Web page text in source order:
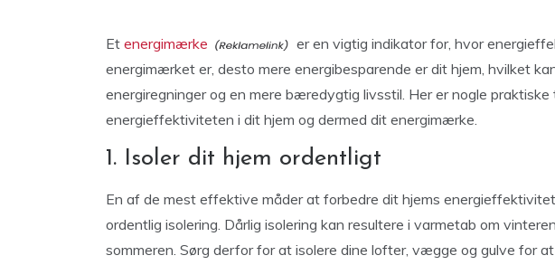
Et energimærke
er en vigtig indikator for, hvor
energimærket er, desto mere energibesparende er dit hjem, hvilket
energiregninger og en mere bæredygtig livsstil. Her er nogle
energieffektiviteten i dit hjem og dermed dit energimærke.
1. Isoler dit hjem ordentligt
En af de mest effektive måder at forbedre dit hjems
ordentlig isolering. Dårlig isolering kan resultere i varmetab om
sommeren. Sørg derfor for at isolere dine lofter, vægge og gulve for